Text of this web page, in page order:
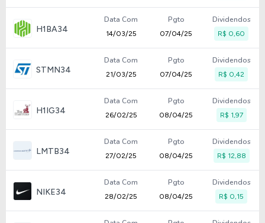
H1BA34
Data Com
14/03/25
Pgto
07/04/25
Dividendos
R$ 0,60
STMN34
Data Com
21/03/25
Pgto
07/04/25
Dividendos
R$ 0,42
H1IG34
Data Com
26/02/25
Pgto
08/04/25
Dividendos
R$ 1,97
LMTB34
Data Com
27/02/25
Pgto
08/04/25
Dividendos
R$ 12,88
NIKE34
Data Com
28/02/25
Pgto
08/04/25
Dividendos
R$ 0,15